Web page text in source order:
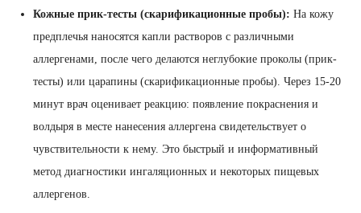
Кожные прик-тесты (скарификационные пробы): На кожу
предплечья наносятся капли растворов с различными
аллергенами, после чего делаются неглубокие проколы (прик-
тесты) или царапины (скарификационные пробы). Через 15-20
минут врач оценивает реакцию: появление покраснения и
волдыря в месте нанесения аллергена свидетельствует о
чувствительности к нему. Это быстрый и информативный
метод диагностики ингаляционных и некоторых пищевых
аллергенов.